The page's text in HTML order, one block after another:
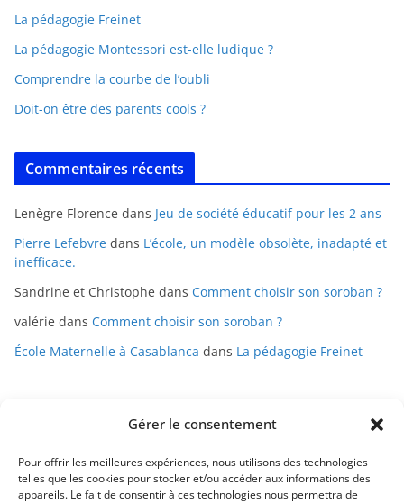
Gérer le consentement
Pour offrir les meilleures expériences, nous utilisons des technologies
telles que les cookies pour stocker et/ou accéder aux informations des
appareils. Le fait de consentir à ces technologies nous permettra de
La pédagogie Freinet
La pédagogie Montessori est-elle ludique ?
Comprendre la courbe de l’oubli
Doit-on être des parents cools ?
Commentaires récents
Lenègre Florence dans Jeu de société éducatif pour les 2 ans
Pierre Lefebvre dans L’école, un modèle obsolète, inadapté et
inefficace.
Sandrine et Christophe dans Comment choisir son soroban ?
valérie dans Comment choisir son soroban ?
École Maternelle à Casablanca dans La pédagogie Freinet